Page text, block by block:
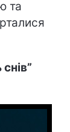
та